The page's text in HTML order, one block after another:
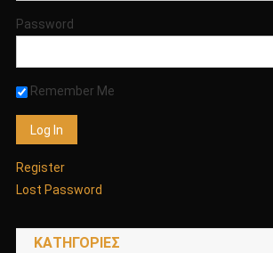
Password
Remember Me
Register
Lost Password
KΑΤΗΓΟΡΊΕΣ